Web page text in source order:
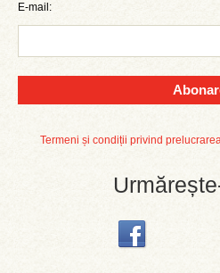
E-mail:
Termeni și condiții privind